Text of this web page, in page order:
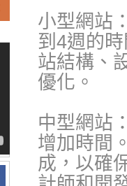
小型網站
到4週的
站結構、
優化。
中型網站
增加時間
成，以確